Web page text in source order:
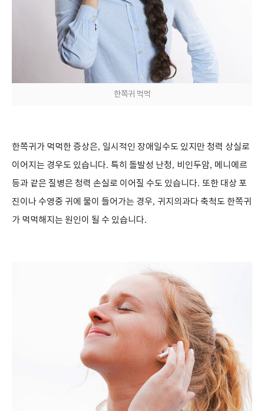
한쪽귀 먹먹
한쪽귀가 먹먹한 증상은, 일시적인 장애일수도 있지만 청력 상실로
이어지는 경우도 있습니다. 특히 돌발성 난청, 비인두암, 메니에르
등과 같은 질병은 청력 손실로 이어질 수도 있습니다. 또한 대상 포
진이나 수영중 귀에 물이 들어가는 경우, 귀지의과다 축척도 한쪽귀
가 먹먹해지는 원인이 될 수 있습니다.